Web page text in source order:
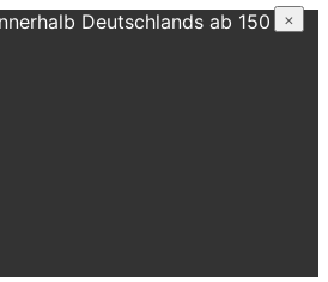
Deutschlands ab 150 €×